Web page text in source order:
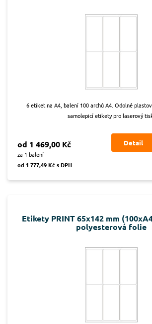
6 etiket na A4, balení 100 archů A4. Odolné
samolepicí etikety pro laserový
od 1 469,00 Kč
za 1 balení
od 1 777,49 Kč s DPH
Detail
Etikety PRINT 65x142 mm
polyesterová folie